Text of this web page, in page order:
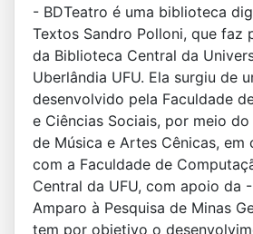
- BDTeatro é uma biblioteca
Textos Sandro Polloni, que faz
da Biblioteca Central da
Uberlândia UFU. Ela surgiu de
desenvolvido pela Faculdade
e Ciências Sociais, por meio
de Música e Artes Cênicas, em
com a Faculdade de
Central da UFU, com apoio da
Amparo à Pesquisa de Minas
tem por objetivo o